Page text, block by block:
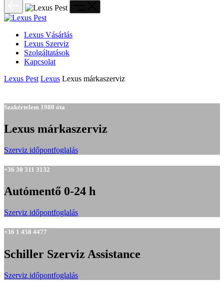
Lexus Vásárlás
Lexus Szerviz
Szolgáltatások
Kapcsolat
Lexus Pest Lexus Lexus márkaszerviz
Szakértelem 1980 óta
Lexus márkaszerviz
Szerviz időpontfoglalás
+36 30 311 3132
Autómentő 0-24 h
Szerviz időpontfoglalás
+36 1 458 4477
Schiller Szerviz Assistance
Szerviz időpontfoglalás